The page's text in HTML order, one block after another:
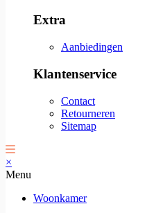
Extra
Aanbiedingen
Klantenservice
Contact
Retourneren
Sitemap
×
Menu
Woonkamer